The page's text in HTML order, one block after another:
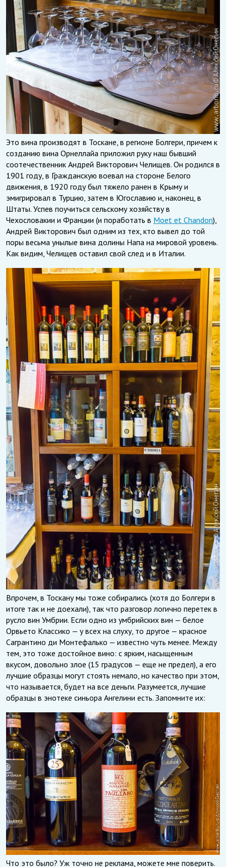
Это вина производят в Тоскане, в регионе Болгери, причем к
созданию вина Орнеллайа приложил руку наш бывший
соотечественник Андрей Викторович Челищев. Он родился в
1901 году, в Гражданскую воевал на стороне Белого
движения, в 1920 году был тяжело ранен в Крыму и
эмигрировал в Турцию, затем в Югославию и, наконец, в
Штаты. Успев поучиться сельскому хозяйству в
Чехословакии и Франции (и поработать в Moet et Chandon),
Андрей Викторович был одним из тех, кто вывел до той
поры весьма унылые вина долины Напа на мировой уровень.
Как видим, Челищев оставил свой след и в Италии.
Впрочем, в Тоскану мы тоже собирались (хотя до Болгери в
итоге так и не доехали), так что разговор логично перетек в
русло вин Умбрии. Если одно из умбрийских вин — белое
Орвьето Классико — у всех на слуху, то другое — красное
Сагрантино ди Монтефалько — известно чуть менее. Между
тем, это тоже достойное вино: с ярким, насыщенным
вкусом, довольно злое (15 градусов — еще не предел), а его
лучшие образцы могут стоять немало, но качество при этом,
что называется, будет на все деньги. Разумеется, лучшие
образцы в энотеке синьора Ангелини есть. Запомните их:
Что это было? Уж точно не реклама, можете мне поверить.